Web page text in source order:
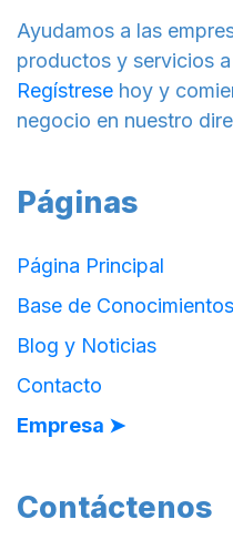
Ayudamos a las
productos y servicios
Regístrese hoy y
negocio en nuestro
Páginas
Página Principal
Base de Conocimientos
Blog y Noticias
Contacto
Empresa ➤
Contáctenos